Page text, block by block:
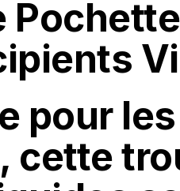
pour
cette